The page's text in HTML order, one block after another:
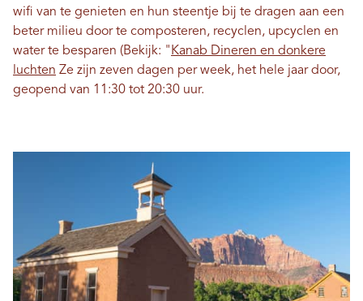
wifi van te genieten en hun steentje bij te dragen aan een
beter milieu door te composteren, recyclen, upcyclen en
water te besparen (Bekijk: " Kanab Dineren en donkere
luchten Ze zijn zeven dagen per week, het hele jaar door,
geopend van 11:30 tot 20:30 uur.